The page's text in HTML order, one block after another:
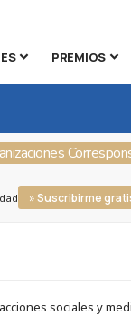
PREMIOS
» Suscribirme
sociales y